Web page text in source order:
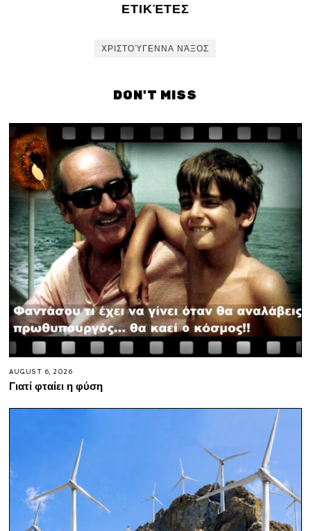
ΕΤΙΚΈΤΕΣ
ΧΡΙΣΤΟΎΓΕΝΝΑ ΝΆΞΟΣ
DON'T MISS
AUGUST 6, 2026
Γιατί φταίει η φύση